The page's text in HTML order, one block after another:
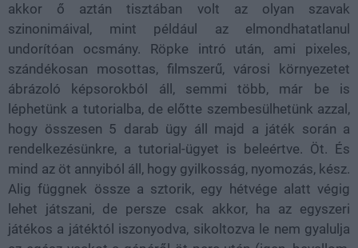
akkor ő aztán tisztában volt az olyan szavak
szinonimáival, mint például az elmondhatatlanul
undorítóan ocsmány. Röpke intró után, ami pixeles,
szándékosan mosottas, filmszerű, városi környezetet
ábrázoló képsorokból áll, semmi több, már be is
léphetünk a tutorialba, de előtte szembesülhetünk azzal,
hogy összesen 5 darab ügy áll majd a játék során a
rendelkezésünkre, a tutorial-ügyet is beleértve. Öt. És
mind az öt annyiból áll, hogy gyilkosság, nyomozás, kész.
Alig függnek össze a sztorik, egy hétvége alatt végig
lehet játszani, de persze csak akkor, ha az egyszeri
játékos a játéktól iszonyodva, sikoltozva le nem gyalulja